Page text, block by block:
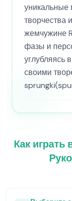
уникальные
творчества
жемчужине
фазы и
углубляясь
своими
Как играть